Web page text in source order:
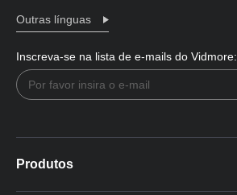
Outras línguas
Inscreva-se na lista de e-mails do Vidmore:
Produtos